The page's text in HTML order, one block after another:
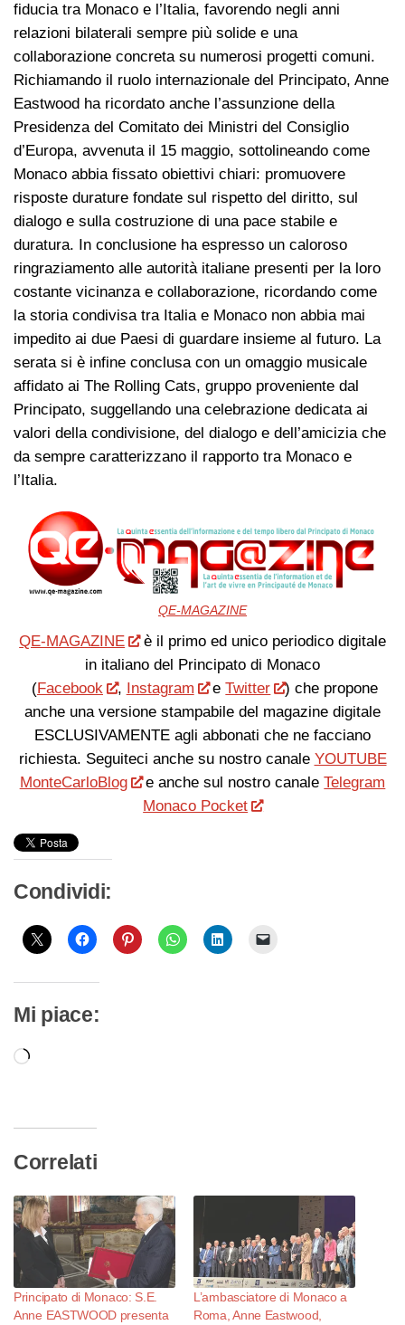
fiducia tra Monaco e l’Italia, favorendo negli anni
relazioni bilaterali sempre più solide e una
collaborazione concreta su numerosi progetti comuni.
Richiamando il ruolo internazionale del Principato, Anne
Eastwood ha ricordato anche l’assunzione della
Presidenza del Comitato dei Ministri del Consiglio
d’Europa, avvenuta il 15 maggio, sottolineando come
Monaco abbia fissato obiettivi chiari: promuovere
risposte durature fondate sul rispetto del diritto, sul
dialogo e sulla costruzione di una pace stabile e
duratura. In conclusione ha espresso un caloroso
ringraziamento alle autorità italiane presenti per la loro
costante vicinanza e collaborazione, ricordando come
la storia condivisa tra Italia e Monaco non abbia mai
impedito ai due Paesi di guardare insieme al futuro. La
serata si è infine conclusa con un omaggio musicale
affidato ai The Rolling Cats, gruppo proveniente dal
Principato, suggellando una celebrazione dedicata ai
valori della condivisione, del dialogo e dell’amicizia che
da sempre caratterizzano il rapporto tra Monaco e
l’Italia.
QE-MAGAZINE
QE-MAGAZINE
è il primo ed unico periodico digitale
in italiano del Principato di Monaco
(Facebook , Instagram eTwitter
) che propone
anche una versione stampabile del magazine digitale
ESCLUSIVAMENTE agli abbonati che ne facciano
richiesta. Seguiteci anche su nostro canale YOUTUBE
MonteCarloBlog
e anche sul nostro canaleTelegram
Monaco Pocket
Condividi:
Mi piace:
Caricamento
Correlati
Principato di Monaco: S.E.
Anne EASTWOOD presenta
L’ambasciatore di Monaco a
Roma, Anne Eastwood,